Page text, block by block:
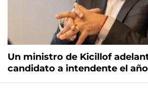
Un ministro de Kicillof
candidato a intendente el